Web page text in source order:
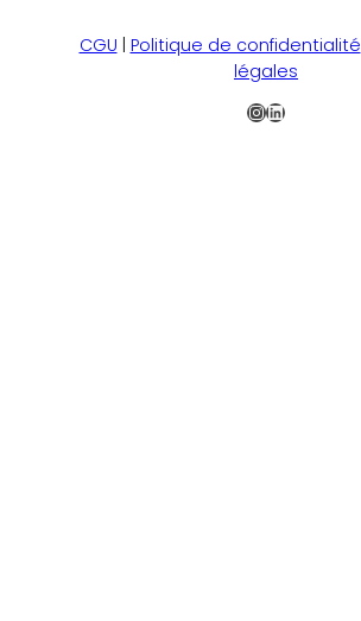
CGU Politique de confidentialité
légales
Instagram
LinkedIn